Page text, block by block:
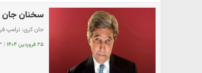
سخنان جان
جان کری: ترامپ
۲۵ فروردین ۱۴۰۴ |